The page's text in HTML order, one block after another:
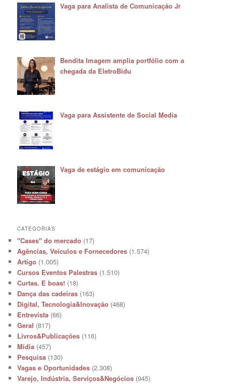
Vaga para Analista de Comunicação Jr
Bendita Imagem amplia portfólio com a
chegada da EletroBidu
Vaga para Assistente de Social Media
Vaga de estágio em comunicação
CATEGORIAS
"Cases" do mercado (17)
Agências, Veículos e Fornecedores (1.574)
Artigo (1.005)
Cursos Eventos Palestras (1.510)
Curtas. E boas! (18)
Dança das cadeiras (163)
Digital, Tecnologia&Inovação (468)
Entrevista (66)
Geral (817)
Livros&Publicações (116)
Mídia (457)
Pesquisa (130)
Vagas e Oportunidades (2.308)
Varejo, Indústria, Serviços&Negócios (945)